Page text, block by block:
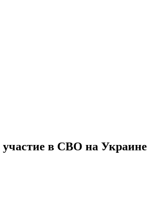
участие в СВО на Украине